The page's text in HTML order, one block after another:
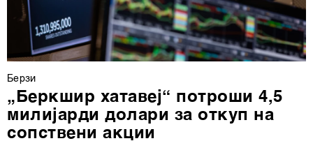
Берзи
„Беркшир хатавеј“ потроши 4,5
милијарди долари за откуп на
сопствени акции